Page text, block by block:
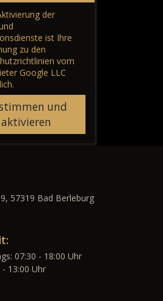
der
ist Ihre
zu den
vom
Google LLC
und
aktivieren
57319 Bad Berleburg
07:30 - 18:00 Uhr
- 13:00 Uhr